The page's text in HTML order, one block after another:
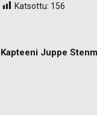
Katsottu: 156
Kapteeni Juppe